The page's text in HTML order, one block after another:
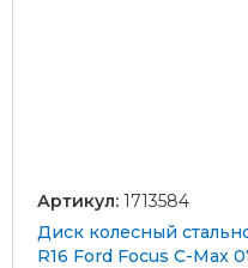
Артикул: 1713584
Диск колесный
R16 Ford Focus C-Max